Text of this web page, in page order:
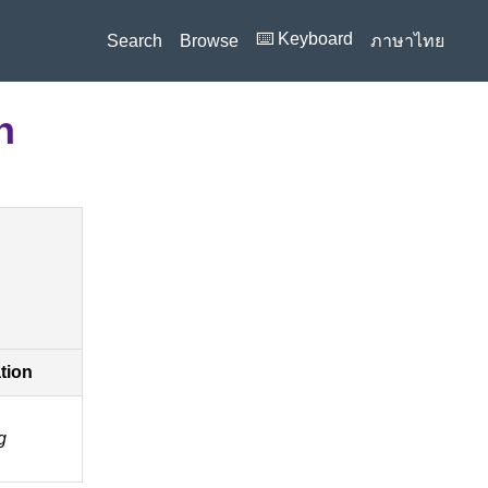
Search Browse ⌨️ Keyboard ภาษาไทย